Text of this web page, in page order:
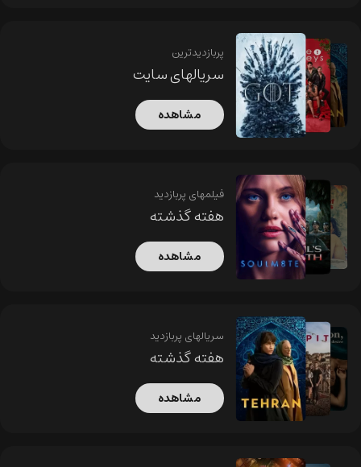
پربازدیدترین
سریالهای سایت
مشاهده
فیلمهای پربازدید
هفته گذشته
مشاهده
سریالهای پربازدید
هفته گذشته
مشاهده